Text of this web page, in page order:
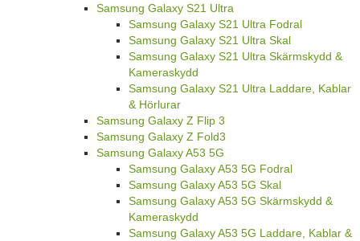
Samsung Galaxy S21 Ultra
Samsung Galaxy S21 Ultra Fodral
Samsung Galaxy S21 Ultra Skal
Samsung Galaxy S21 Ultra Skärmskydd &
Kameraskydd
Samsung Galaxy S21 Ultra Laddare, Kablar
& Hörlurar
Samsung Galaxy Z Flip 3
Samsung Galaxy Z Fold3
Samsung Galaxy A53 5G
Samsung Galaxy A53 5G Fodral
Samsung Galaxy A53 5G Skal
Samsung Galaxy A53 5G Skärmskydd &
Kameraskydd
Samsung Galaxy A53 5G Laddare, Kablar &